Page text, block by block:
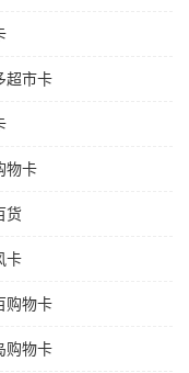
超市卡
物卡
货
卡
购物卡
购物卡